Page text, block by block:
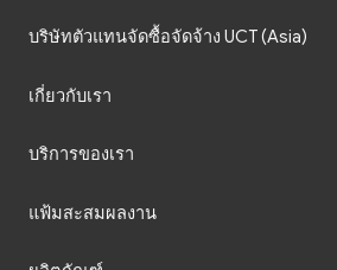
บริษัทตัวแทนจัดซื้อจัดจ้าง UCT (Asia)
เกี่ยวกับเรา
บริการของเรา
แฟ้มสะสมผลงาน